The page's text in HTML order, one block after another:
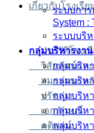
เกี่ยวกับโรงเรีย
ประวัติโรงเรี
วิสัยทัศน์แล
สมรรถนะห
ปรัชญา
เอกลักษณ์
คติพจน์
ระบบการ
System :
ระบบบริห
กลุ่มบริหารงาน
กลุ่มบริห
กลุ่มบริห
กลุ่มบริห
กลุ่มบริห
กลุ่มบริห